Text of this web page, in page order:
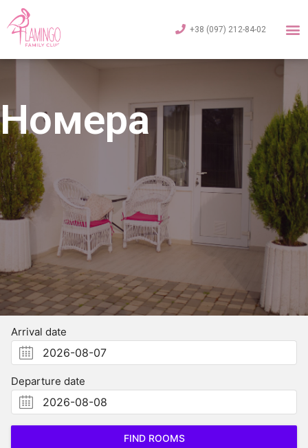
+38 (097) 212-84-02
Номера
Arrival date
Departure date
FIND ROOMS